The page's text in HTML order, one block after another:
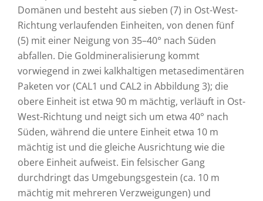
Domänen und besteht aus sieben (7) in Ost-West-
Richtung verlaufenden Einheiten, von denen fünf
(5) mit einer Neigung von 35–40° nach Süden
abfallen. Die Goldmineralisierung kommt
vorwiegend in zwei kalkhaltigen metasedimentären
Paketen vor (CAL1 und CAL2 in Abbildung 3); die
obere Einheit ist etwa 90 m mächtig, verläuft in Ost-
West-Richtung und neigt sich um etwa 40° nach
Süden, während die untere Einheit etwa 10 m
mächtig ist und die gleiche Ausrichtung wie die
obere Einheit aufweist. Ein felsischer Gang
durchdringt das Umgebungsgestein (ca. 10 m
mächtig mit mehreren Verzweigungen) und